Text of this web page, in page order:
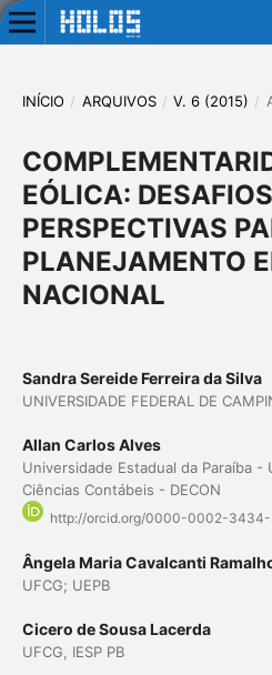
INÍCIO / ARQUIVOS / V. 6 (2015) /
EÓLICA:
PERSPECTIVAS
PLANEJAMENTO
NACIONAL
Sandra Sereide Ferreira da Silva
UNIVERSIDADE FEDERAL DE
Allan Carlos Alves
Universidade Estadual da Paraíba -
Ciências Contábeis - DECON
http://orcid.org/0000-0002-3434-
Ângela Maria Cavalcanti
UFCG; UEPB
Cicero de Sousa Lacerda
UFCG, IESP PB